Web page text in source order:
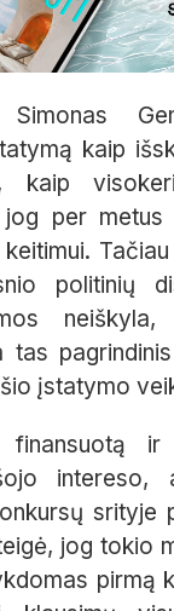
kaip
kaip
per metus
politinių
įstatymo
ir
intereso,
srityje
jog tokio
pirmą